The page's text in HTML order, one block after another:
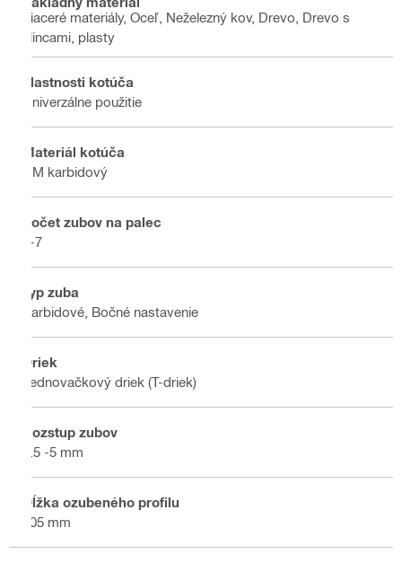
Viaceré materiály, Oceľ, Neželezný kov, Drevo, Drevo s
klincami, plasty
Vlastnosti kotúča
Univerzálne použitie
Materiál kotúča
HM karbidový
Počet zubov na palec
5-7
Typ zuba
Karbidové, Bočné nastavenie
Driek
Jednovačkový driek (T-driek)
Rozstup zubov
3.5 -5 mm
Dĺžka ozubeného profilu
105 mm